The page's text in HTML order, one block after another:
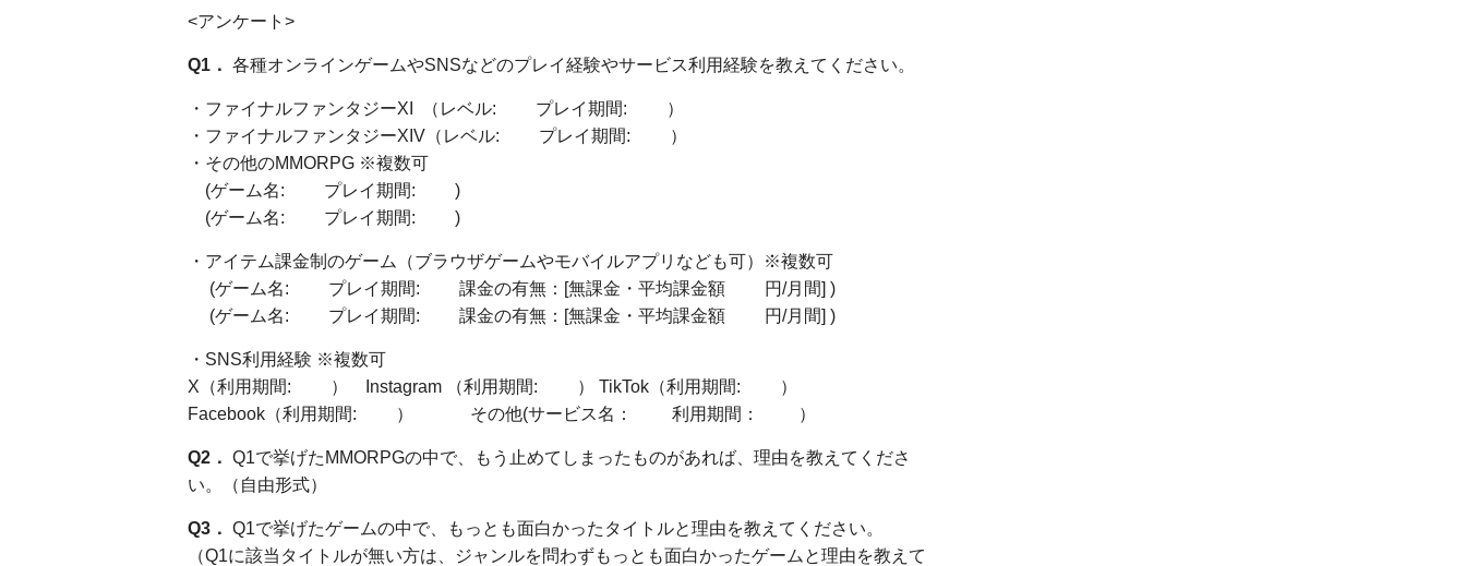
<アンケート>
Q1． 各種オンラインゲームやSNSなどのプレイ経験やサービス利用経験を教えてください。
・ファイナルファンタジーXI （レベル: プレイ期間: ）
・ファイナルファンタジーXIV（レベル: プレイ期間: ）
・その他のMMORPG ※複数可
(ゲーム名: プレイ期間: )
(ゲーム名: プレイ期間: )
・アイテム課金制のゲーム（ブラウザゲームやモバイルアプリなども可）※複数可
(ゲーム名: プレイ期間: 課金の有無：[無課金・平均課金額 円/月間] )
(ゲーム名: プレイ期間: 課金の有無：[無課金・平均課金額 円/月間] )
・SNS利用経験 ※複数可
X（利用期間: ） Instagram （利用期間: ） TikTok（利用期間: ）
Facebook（利用期間: ） その他(サービス名： 利用期間： ）
Q2． Q1で挙げたMMORPGの中で、もう止めてしまったものがあれば、理由を教えてくださ
い。（自由形式）
Q3． Q1で挙げたゲームの中で、もっとも面白かったタイトルと理由を教えてください。
（Q1に該当タイトルが無い方は、ジャンルを問わずもっとも面白かったゲームと理由を教えて